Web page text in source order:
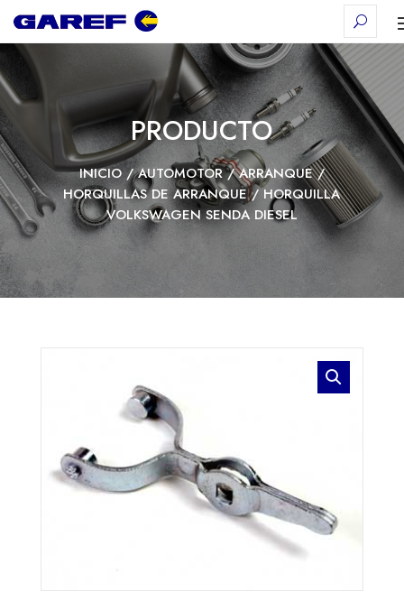
PRODUCTO
INICIO/AUTOMOTOR/ARRANQUE/
HORQUILLAS DE ARRANQUE/ HORQUILLA
VOLKSWAGEN SENDA DIESEL